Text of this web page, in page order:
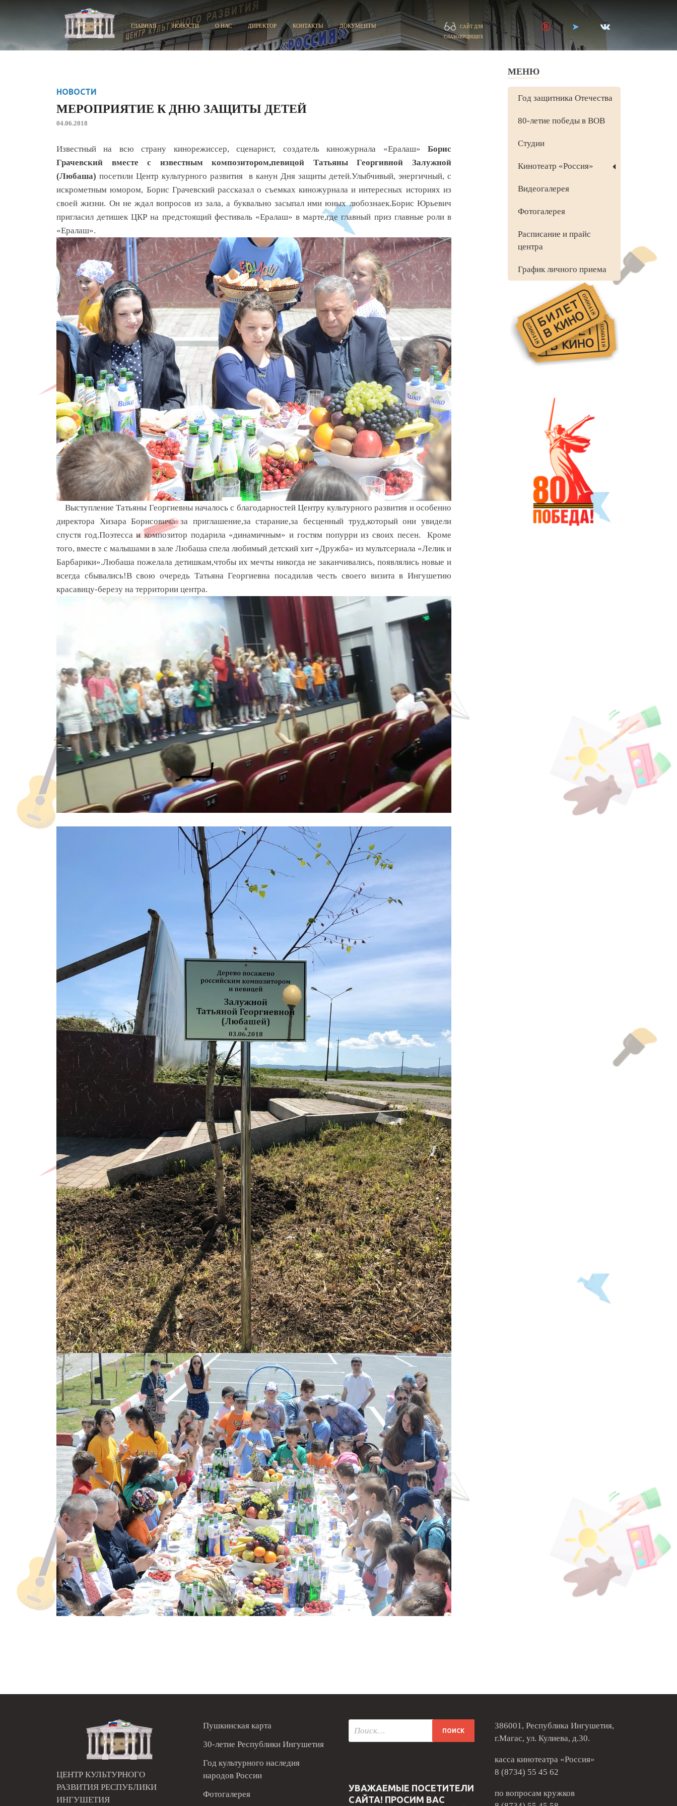
САЙТ ДЛЯ
СЛАБОВИДЯЩИХ
ГЛАВНАЯ НОВОСТИ О НАС ДИРЕКТОР КОНТАКТЫ ДОКУМЕНТЫ
НОВОСТИ
МЕРОПРИЯТИЕ К ДНЮ ЗАЩИТЫ ДЕТЕЙ
04.06.2018
Известный на всю страну кинорежиссер, сценарист, создатель киножурнала «Ералаш» Борис
Грачевский вместе с известным композитором,певицой Татьяны Георгивной Залужной
(Любаша) посетили Центр культурного развития в канун Дня защиты детей.Улыбчивый, энергичный, с
искрометным юмором, Борис Грачевский рассказал о съемках киножурнала и интересных историях из
своей жизни. Он не ждал вопросов из зала, а буквально засыпал ими юных любознаек.Борис Юрьевич
пригласил детишек ЦКР на предстоящий фестиваль «Ералаш» в марте,где главный приз главные роли в
«Ералаш».
Выступление Татьяны Георгиевны началось с благодарностей Центру культурного развития и особенно
директора Хизара Борисовича за приглашение,за старание,за бесценный труд,который они увидели
спустя год.Поэтесса и композитор подарила «динамичным» и гостям попурри из своих песен. Кроме
того, вместе с малышами в зале Любаша спела любимый детский хит «Дружба» из мультсериала «Лелик и
Барбарики».Любаша пожелала детишкам,чтобы их мечты никогда не заканчивались, появлялись новые и
всегда сбывались!В свою очередь Татьяна Георгиевна посадилав честь своего визита в Ингушетию
красавицу-березу на территории центра.
МЕНЮ
Год защитника Отечества
80-летие победы в ВОВ
Студии
Кинотеатр «Россия»
Видеогалерея
Фотогалерея
Расписание и прайс
центра
График личного приема
ЦЕНТР КУЛЬТУРНОГО
РАЗВИТИЯ РЕСПУБЛИКИ
ИНГУШЕТИЯ
Пушкинская карта
30-летие Республики Ингушетия
Год культурного наследия
народов России
Фотогалерея
УВАЖАЕМЫЕ ПОСЕТИТЕЛИ
САЙТА! ПРОСИМ ВАС
386001, Республика Ингушетия,
г.Магас, ул. Кулиева, д.30.
касса кинотеатра «Россия»
8 (8734) 55 45 62
по вопросам кружков